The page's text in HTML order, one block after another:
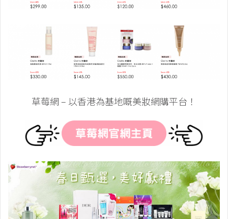
草莓網 – 以香港為基地嘅美妝網購平台！